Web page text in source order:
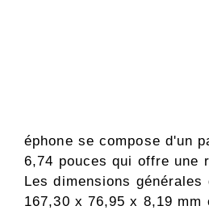
éphone se compose d'un
6,74 pouces qui offre une
Les dimensions
167,30 x 76,95 x 8,19 mm